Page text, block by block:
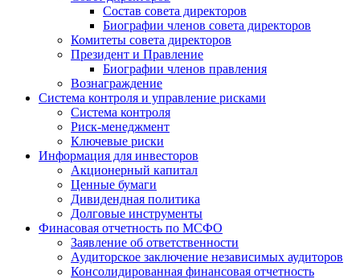
Состав совета директоров
Биографии членов совета директоров
Комитеты совета директоров
Президент и Правление
Биографии членов правления
Вознаграждение
Система контроля и управление рисками
Система контроля
Риск-менеджмент
Ключевые риски
Информация для инвесторов
Акционерный капитал
Ценные бумаги
Дивидендная политика
Долговые инструменты
Финасовая отчетность по МСФО
Заявление об ответственности
Аудиторское заключение независимых аудиторов
Консолидированная финансовая отчетность